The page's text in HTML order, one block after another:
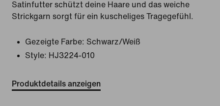
Satinfutter schützt deine Haare und das weiche
Strickgarn sorgt für ein kuscheliges Tragegefühl.
Gezeigte Farbe: Schwarz/Weiß
Style: HJ3224-010
Produktdetails anzeigen